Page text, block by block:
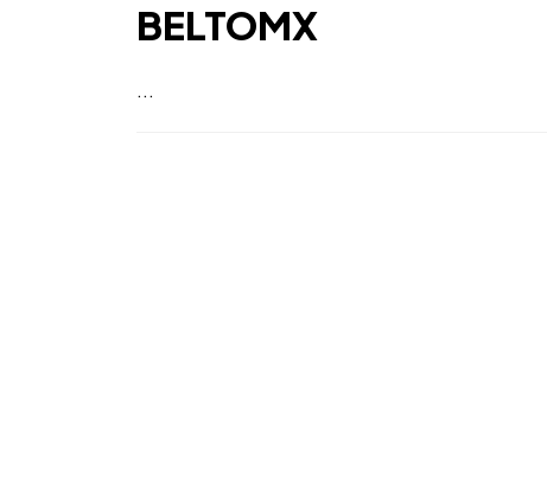
BELTOMX
...